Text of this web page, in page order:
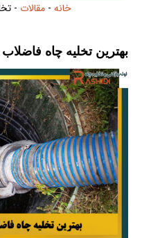
خانه - مقالات -
بهترین تخلیه چاه